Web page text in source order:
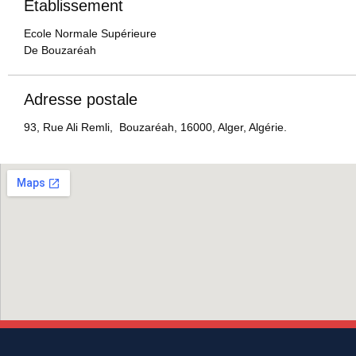
Etablissement
Ecole Normale Supérieure
De Bouzaréah
Adresse postale
93, Rue Ali Remli, Bouzaréah, 16000, Alger, Algérie.